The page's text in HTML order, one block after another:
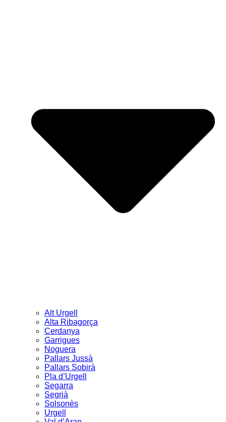
Alt Urgell
Alta Ribagorça
Cerdanya
Garrigues
Noguera
Pallars Jussà
Pallars Sobirà
Pla d’Urgell
Segarra
Segrià
Solsonès
Urgell